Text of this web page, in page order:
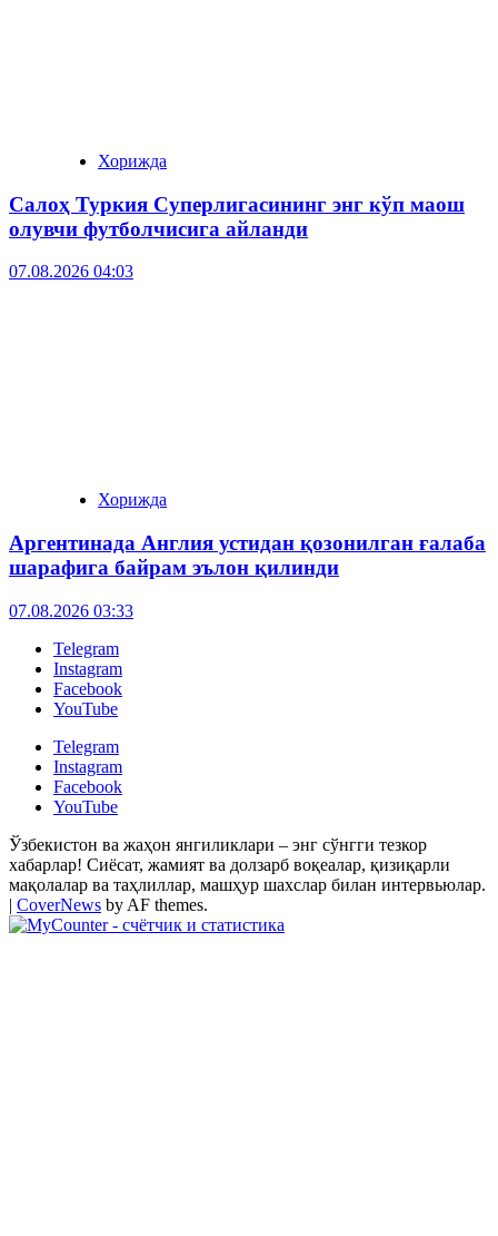
Хорижда
Салоҳ Туркия Суперлигасининг энг кўп маош
олувчи футболчисига айланди
07.08.2026 04:03
Хорижда
Аргентинада Англия устидан қозонилган ғалаба
шарафига байрам эълон қилинди
07.08.2026 03:33
Telegram
Instagram
Facebook
YouTube
Telegram
Instagram
Facebook
YouTube
Ўзбекистон ва жаҳон янгиликлари – энг сўнгги тезкор
хабарлар! Сиёсат, жамият ва долзарб воқеалар, қизиқарли
мақолалар ва таҳлиллар, машҳур шахслар билан интервьюлар.
| CoverNews by AF themes.